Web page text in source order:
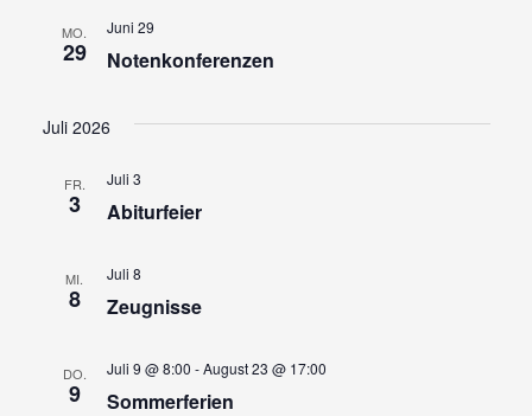
MO.
29 Notenkonferenzen
Juni 29
Juli 2026
FR.
3 Abiturfeier
Juli 3
MI.
8 Zeugnisse
Juli 8
DO.
9 Sommerferien
Juli 9 @ 8:00 -August 23 @ 17:00